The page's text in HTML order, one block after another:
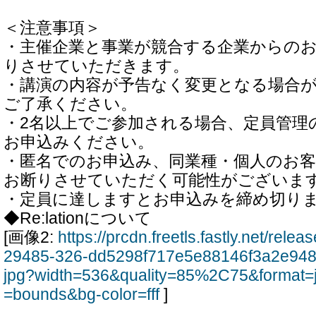
＜注意事項＞
・主催企業と事業が競合する企業からの
りさせていただきます。
・講演の内容が予告なく変更となる場合
ご了承ください。
・2名以上でご参加される場合、定員管
お申込みください。
・匿名でのお申込み、同業種・個人のお
お断りさせていただく可能性がございま
・定員に達しますとお申込みを締め切り
◆Re:lationについて
[画像2: https://prcdn.freetls.fastly.net/
29485-326-
=bounds&bg-color=fff]